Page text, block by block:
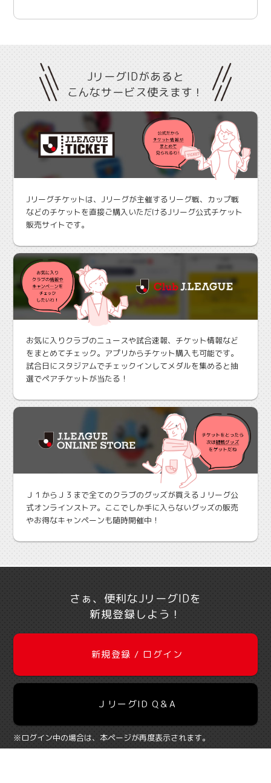
JリーグIDがあると
こんなサービス使えます！
Jリーグチケットは、Jリーグが主催するリーグ戦、カップ戦
などのチケットを直接ご購入いただけるJリーグ公式チケット
販売サイトです。
お気に入りクラブのニュースや試合速報、チケット情報など
をまとめてチェック。アプリからチケット購入も可能です。
試合日にスタジアムでチェックインしてメダルを集めると抽
選でペアチケットが当たる！
Ｊ１からＪ３まで全てのクラブのグッズが買えるＪリーグ公
式オンラインストア。ここでしか手に入らないグッズの販売
やお得なキャンペーンも随時開催中！
さぁ、便利なJリーグIDを
新規登録しよう！
新規登録 / ログイン
ＪリーグID Q＆A
※ログイン中の場合は、本ページが再度表示されます。